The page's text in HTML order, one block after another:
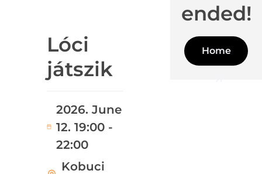
Lóci
játszik
2026. June
12. 19:00 -
22:00
Kobuci
ended!
Home